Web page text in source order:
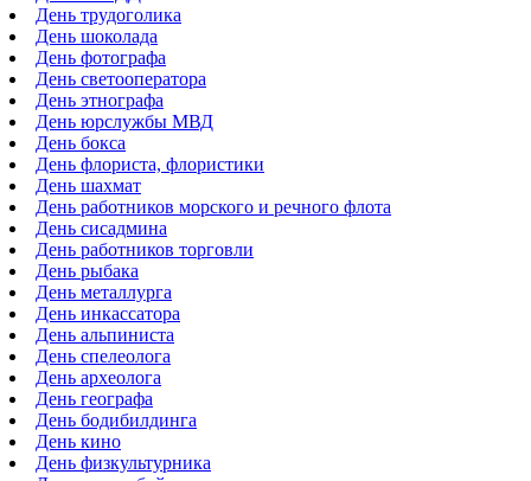
День трудоголика
День шоколада
День фотографа
День светооператора
День этнографа
День юрслужбы МВД
День бокса
День флориста, флористики
День шахмат
День работников морского и речного флота
День сисадмина
День работников торговли
День рыбака
День металлурга
День инкассатора
День альпиниста
День спелеолога
День археолога
День географа
День бодибилдинга
День кино
День физкультурника